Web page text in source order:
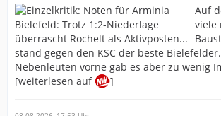
Auf
viele
stand gegen den KSC der beste
Nebenleuten vorne gab es aber zu wenig
[weiterlesen auf
]